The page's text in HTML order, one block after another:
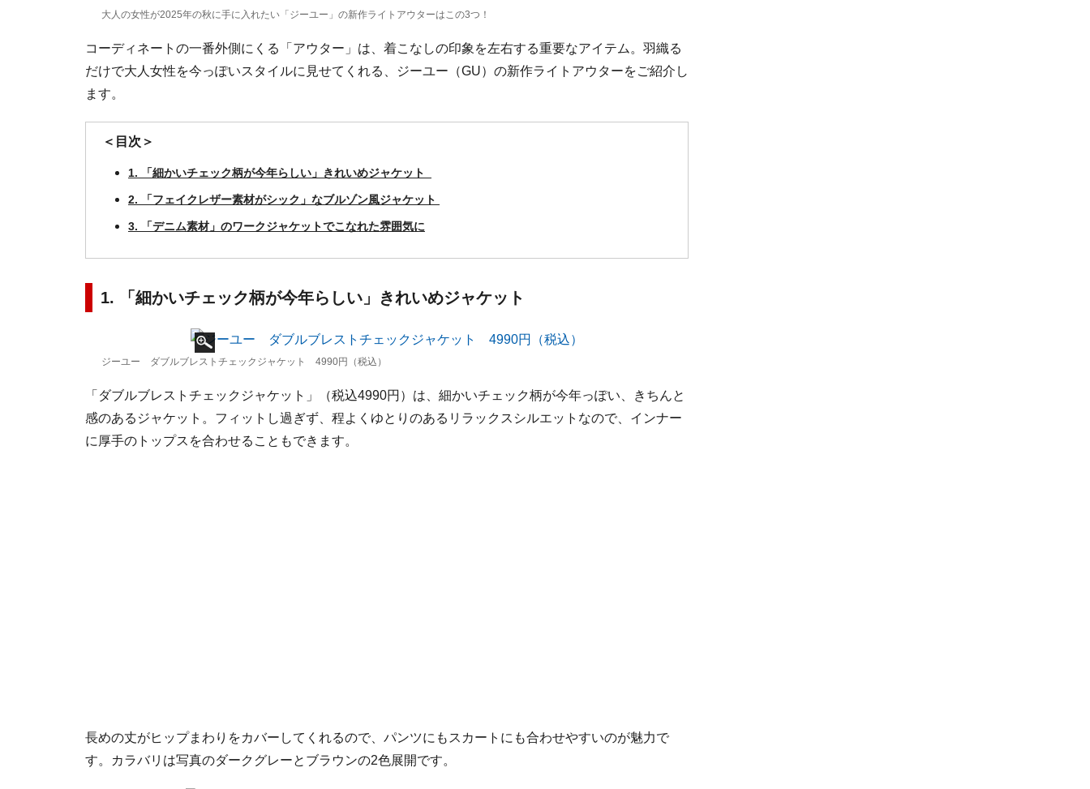
大人の女性が2025年の秋に手に入れたい「ジーユー」の新作ライトアウターはこの3つ！
コーディネートの一番外側にくる「アウター」は、着こなしの印象を左右する重要なアイテム。羽織る
だけで大人女性を今っぽいスタイルに見せてくれる、ジーユー（GU）の新作ライトアウターをご紹介し
ます。
＜目次＞
1. 「細かいチェック柄が今年らしい」きれいめジャケット
2. 「フェイクレザー素材がシック」なブルゾン風ジャケット
3. 「デニム素材」のワークジャケットでこなれた雰囲気に
1. 「細かいチェック柄が今年らしい」きれいめジャケット
ジーユー ダブルブレストチェックジャケット 4990円（税込）
「ダブルブレストチェックジャケット」（税込4990円）は、細かいチェック柄が今年っぽい、きちんと
感のあるジャケット。フィットし過ぎず、程よくゆとりのあるリラックスシルエットなので、インナー
に厚手のトップスを合わせることもできます。
長めの丈がヒップまわりをカバーしてくれるので、パンツにもスカートにも合わせやすいのが魅力で
す。カラバリは写真のダークグレーとブラウンの2色展開です。